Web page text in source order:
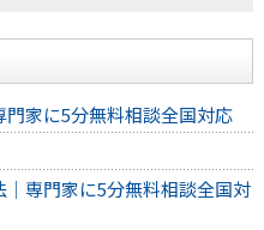
家に5分無料相談全国対応
｜専門家に5分無料相談全国対